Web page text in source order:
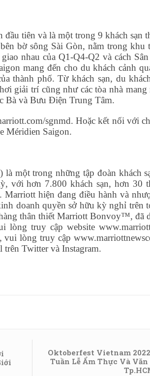
tiên và là một trong 9 khách sạn
bờ sông Sài Gòn, nằm trong khu
nhau của Q1-Q4-Q2 và cách
mang đến cho du khách cảnh
thành phố. Từ khách sạn, du
giải trí cũng như các tòa nhà mang
Bà và Bưu Điện Trung Tâm.
sgnmd. Hoặc kết nối với
Méridien Saigon.
một trong những tập đoàn khách
với hơn 7.800 khách sạn, hơn 30
hiện đang điều hành và
doanh quyền sở hữu kỳ nghỉ trên
thân thiết Marriott Bonvoy™, đã
truy cập website
lòng truy cập
Twitter và Instagram.
Oktoberfest Vietnam
Tuần Lễ Ẩm Thực Và